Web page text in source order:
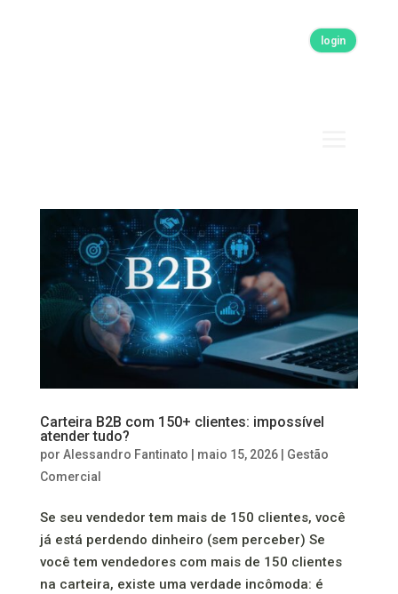
login
Carteira B2B com 150+ clientes: impossível
atender tudo?
por Alessandro Fantinato maio 15, 2026| Gestão
Comercial
Se seu vendedor tem mais de 150 clientes, você
já está perdendo dinheiro (sem perceber) Se
você tem vendedores com mais de 150 clientes
na carteira, existe uma verdade incômoda: é